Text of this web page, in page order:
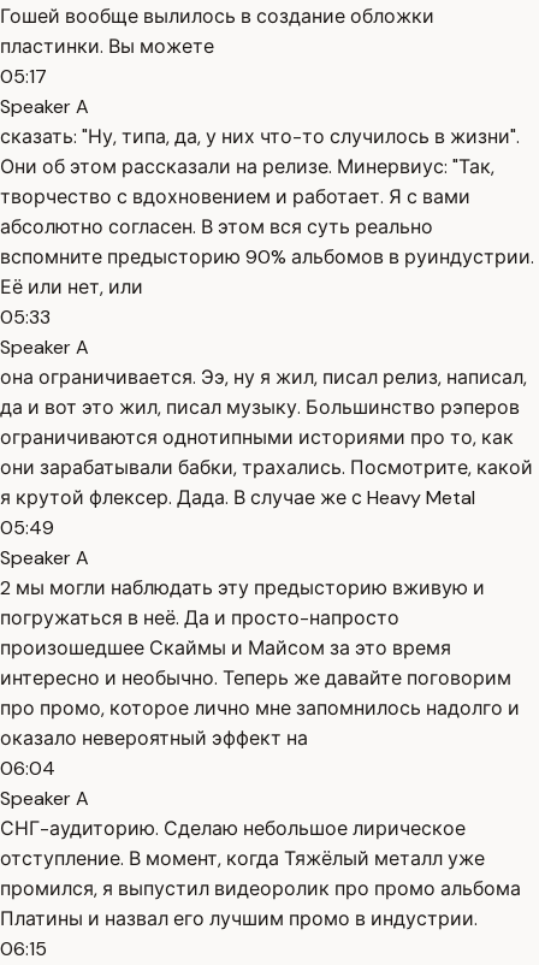
Гошей вообще вылилось в создание обложки
пластинки. Вы можете
05:17
Speaker A
сказать: "Ну, типа, да, у них что-то случилось в жизни".
Они об этом рассказали на релизе. Минервиус: "Так,
творчество с вдохновением и работает. Я с вами
абсолютно согласен. В этом вся суть реально
вспомните предысторию 90% альбомов в руиндустрии.
Её или нет, или
05:33
Speaker A
она ограничивается. Ээ, ну я жил, писал релиз, написал,
да и вот это жил, писал музыку. Большинство рэперов
ограничиваются однотипными историями про то, как
они зарабатывали бабки, трахались. Посмотрите, какой
я крутой флексер. Дада. В случае же с Heavy Metal
05:49
Speaker A
2 мы могли наблюдать эту предысторию вживую и
погружаться в неё. Да и просто-напросто
произошедшее Скаймы и Майсом за это время
интересно и необычно. Теперь же давайте поговорим
про промо, которое лично мне запомнилось надолго и
оказало невероятный эффект на
06:04
Speaker A
СНГ-аудиторию. Сделаю небольшое лирическое
отступление. В момент, когда Тяжёлый металл уже
промился, я выпустил видеоролик про промо альбома
Платины и назвал его лучшим промо в индустрии.
06:15